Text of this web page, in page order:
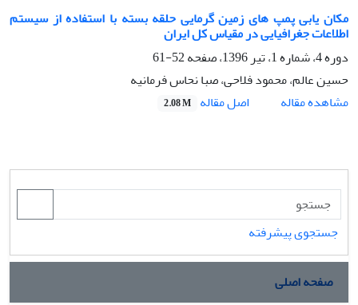
مکان یابی پمپ های زمین گرمایی حلقه بسته با استفاده از سیستم
اطلاعات جغرافیایی در مقیاس کل ایران
دوره 4، شماره 1، تیر 1396، صفحه
52-61
حسین عالم، محمود فلاحی، صبا نحاس فرمانیه
مشاهده مقاله
اصل مقاله 2.08 M
جستجوی پیشرفته
صفحه اصلی